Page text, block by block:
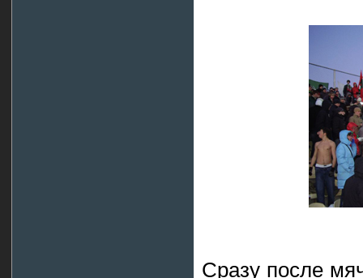
Сразу после